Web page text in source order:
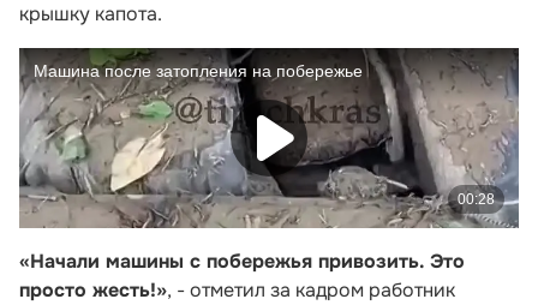
крышку капота.
«Начали машины с побережья привозить. Это
просто жесть!», - отметил за кадром работник